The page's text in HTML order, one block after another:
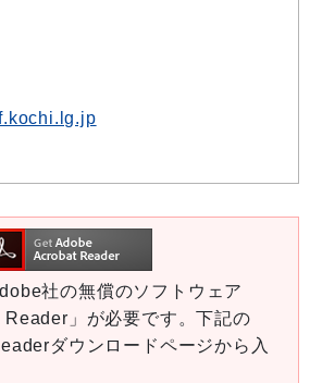
社の無償のソフトウェア
Reader」が必要です。下記の
ダウンロードページから入